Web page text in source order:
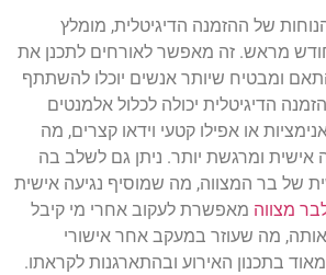
של ההזמנה הדיגיטלית, מומלץ
מראש. זה מאפשר לאורחים לתכנן את
ומבטיח שיותר אנשים יוכלו להשתתף
הדיגיטלית יכולה לכלול אלמנטים
או אפילו קטעי וידאו קצרים, מה
ומרגשת יותר. ניתן גם לשלב בה
של בר המצווה, מה שמוסיף נגיעה אישית
מצווה מאפשרת לעקוב אחרי מי קיבל
מה שעוזר במעקב אחר אישורי
בתכנון האירוע ובהתארגנות לקראתו.